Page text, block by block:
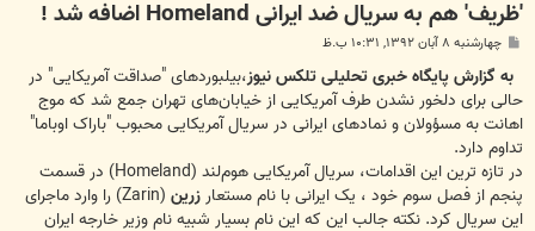
'ظریف' هم به سریال ضد ایرانی Homeland اضافه شد !
س
ت
چهارشنبه ۸ آبان ۱۳۹۲, ۱۰:۳۱ ب.ظ
به گزارش پایگاه خبری تحلیلی تلکس نیوز،بیلبوردهای "صداقت آمریکایی" در
حالی برای دلخور نشدن طرف آمریکایی از خیابان‌های تهران جمع شد که موج
اهانت به مسؤولان و نمادهای ایرانی در سریال آمریکایی محبوب "باراک اوباما"
تداوم دارد.
در تازه ترین این اقدامات، سریال آمریکایی هوم‌لند (Homeland) در قسمت
پنجم از فصل سوم خود ، یک ایرانی با نام مستعارزرین
(Zarin) را وارد ماجرای
این سریال کرد. نکته جالب این که این نام بسیار شبیه نام وزیر خارجه ایران